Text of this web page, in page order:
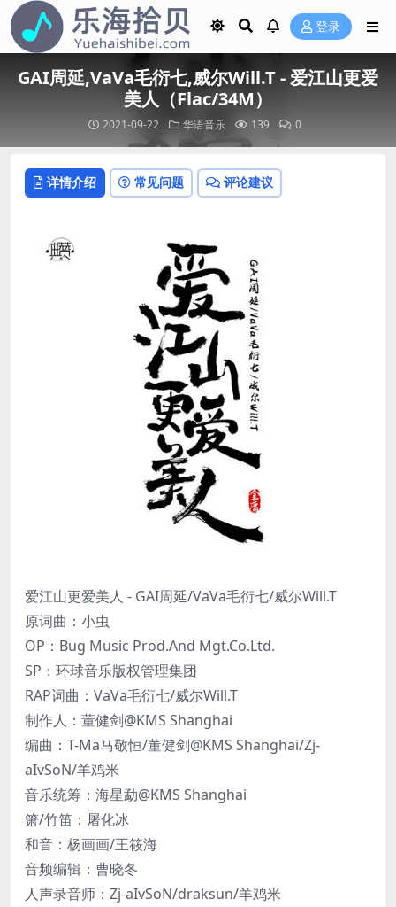
登录
GAI周延,VaVa毛衍七,威尔Will.T - 爱江山更爱
美人（Flac/34M）
2021-09-22 华语音乐 139 0
详情介绍 常见问题 评论建议
爱江山更爱美人 - GAI周延/VaVa毛衍七/威尔Will.T
原词曲：小虫
OP：Bug Music Prod.And Mgt.Co.Ltd.
SP：环球音乐版权管理集团
RAP词曲：VaVa毛衍七/威尔Will.T
制作人：董健剑@KMS Shanghai
编曲：T-Ma马敬恒/董健剑@KMS Shanghai/Zj-
aIvSoN/羊鸡米
音乐统筹：海星勐@KMS Shanghai
箫/竹笛：屠化冰
和音：杨画画/王筱海
音频编辑：曹晓冬
人声录音师：Zj-aIvSoN/draksun/羊鸡米